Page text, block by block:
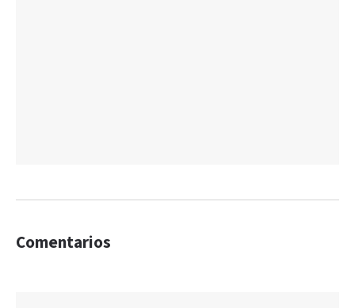
Comentarios